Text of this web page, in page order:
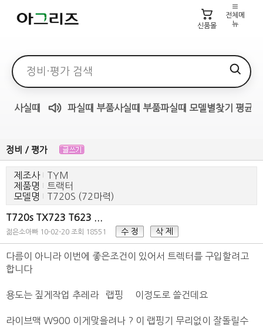
신품몰
전체메
뉴
검색어
사실때
매물무료듣기
파실때 부품사실때 부품파실때 모델별찾기 평균
정비 / 평가
제조사
TYM
제품명
트랙터
모델명
T720S (72마력)
T720s TX723 T623 ...
젊은소아빠 10-02-20 조회 18551 수 정 삭 제
다름이 아니라 이번에 좋은조건이 있어서 트렉터를 구입할려고
합니다
용도는 짚게작업 추레라 랩핑 이정도로 쓸건데요
라이브맥 W900 이게맞을려나 ? 이 랩핑기 무리없이 잘돌릴수